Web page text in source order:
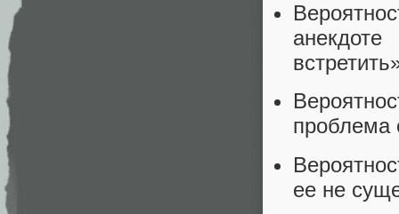
проблема
ее не